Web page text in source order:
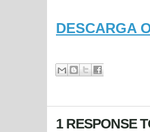
DESCARGA
1 RESPONSE